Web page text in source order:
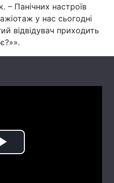
Регіони
– Панічних настроїв
у нас сьогодні
відвідувач приходить
Play